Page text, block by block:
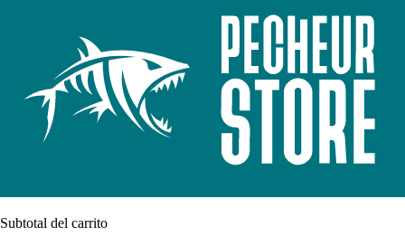
Subtotal del carrito